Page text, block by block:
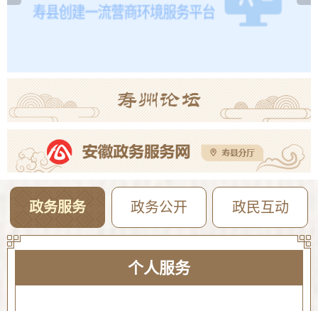
2026年寿县一中新桥校区公开招聘教师体检考察公告 08-05
【曝光·第104期】寿县这些人不戴头盔已被“抓拍”！
政务服务 政务公开 政民互动
个人服务